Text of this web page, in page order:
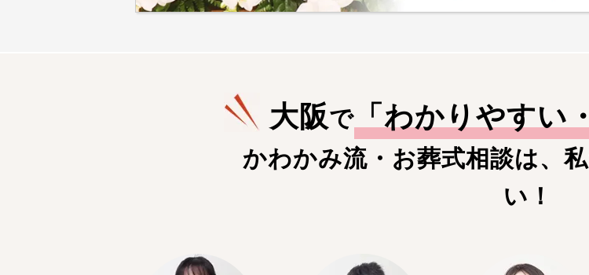
大阪 で 「 わかりやすい
かわかみ流・お葬式相談は、
い！